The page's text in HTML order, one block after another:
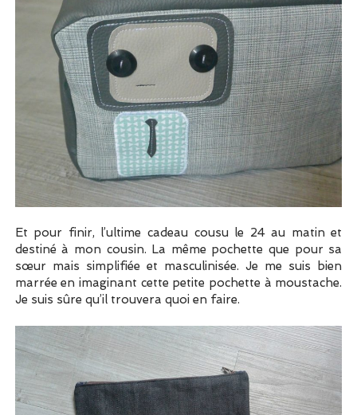
Et pour finir, l’ultime cadeau cousu le 24 au matin et
destiné à mon cousin. La même pochette que pour sa
sœur mais simplifiée et masculinisée. Je me suis bien
marrée en imaginant cette petite pochette à moustache.
Je suis sûre qu’il trouvera quoi en faire.